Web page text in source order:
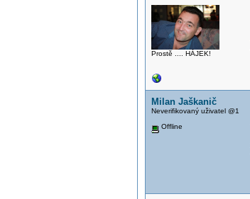
Prostě .... HÁJEK!
Milan Jaškanič
Neverifikovaný uživatel @1
Offline